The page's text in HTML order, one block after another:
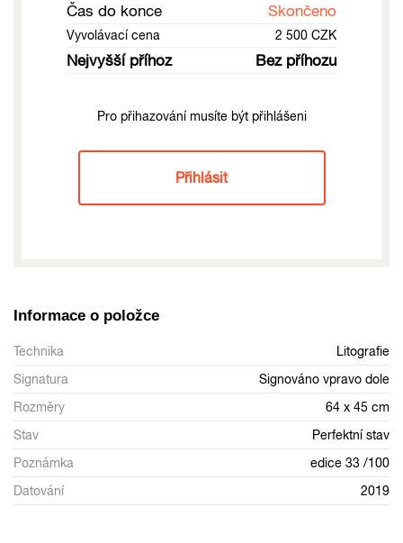
Čas do konce Skončeno
Vyvolávací cena 2 500 CZK
Nejvyšší příhoz Bez příhozu
Pro přihazování musíte být přihlášeni
Přihlásit
Informace o položce
Technika
Litografie
Signatura
Signováno vpravo dole
Rozměry
64 x 45 cm
Stav
Perfektní stav
Poznámka
edice 33 /100
Datování
2019